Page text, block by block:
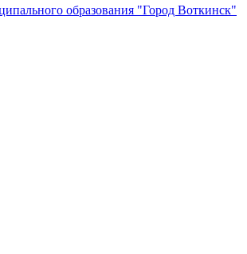
образования "Город Воткинск"